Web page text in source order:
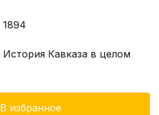
1894
История Кавказа в целом
В избранное